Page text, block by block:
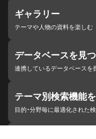
ギャラリー
テーマや人物の資料を楽しむ
データベースを見
連携しているデータベースを
テーマ別検索機能
目的・分野毎に最適化された